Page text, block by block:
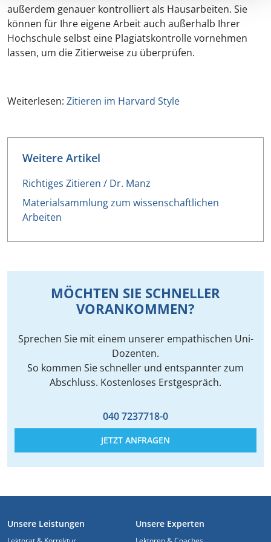
außerdem genauer kontrolliert als Hausarbeiten. Sie
können für Ihre eigene Arbeit auch außerhalb Ihrer
Hochschule selbst eine Plagiatskontrolle vornehmen
lassen, um die Zitierweise zu überprüfen.
Weiterlesen: Zitieren im Harvard Style
Weitere Artikel
Richtiges Zitieren / Dr. Manz
Materialsammlung zum wissenschaftlichen
Arbeiten
MÖCHTEN SIE SCHNELLER
VORANKOMMEN?
Sprechen Sie mit einem unserer empathischen Uni-
Dozenten.
So kommen Sie schneller und entspannter zum
Abschluss. Kostenloses Erstgespräch.
040 7237718-0
JETZT ANFRAGEN
FUSSZEILE
Unsere Leistungen Unsere Experten